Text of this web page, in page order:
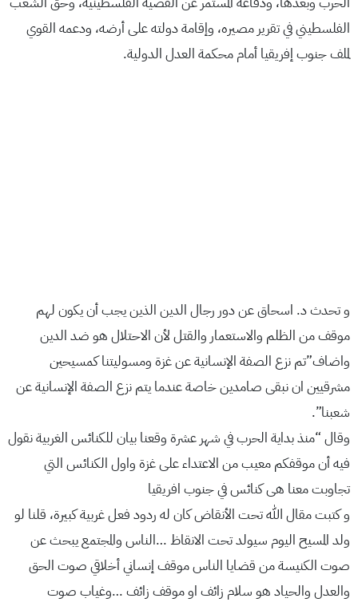
الفلسطيني في تقرير مصيره، وإقامة دولته على أرضه، ودعمه القوي
لملف جنوب إفريقيا أمام محكمة العدل الدولية.
و تحدث د. اسحاق عن دور رجال الدين الذين يجب أن يكون لهم
موقف من الظلم والاستعمار والقتل لأن الاحتلال هو ضد الدين
واضاف”تم نزع الصفة الإنسانية عن غزة ومسوليتنا كمسيحين
مشرقيين ان نبقى صامدين خاصة عندما يتم نزع الصفة الإنسانية عن
شعبنا”.
وقال “منذ بداية الحرب في شهر عشرة وقعنا بيان للكنائس الغربية نقول
فيه أن موقفكم معيب من الاعتداء على غزة واول الكنائس التي
تجاوبت معنا هى كنائس في جنوب افريقيا
و كتبت مقال الله تحت الأنقاض كان له ردود فعل غربية كبيرة، قلنا لو
ولد المسيح اليوم سيولد تحت الانقاظ …الناس والمجتمع يبحث عن
صوت الكنيسة من قضايا الناس موقف إنساني أخلاقي صوت الحق
والعدل والحياد هو سلام زائف او موقف زائف …وغياب صوت